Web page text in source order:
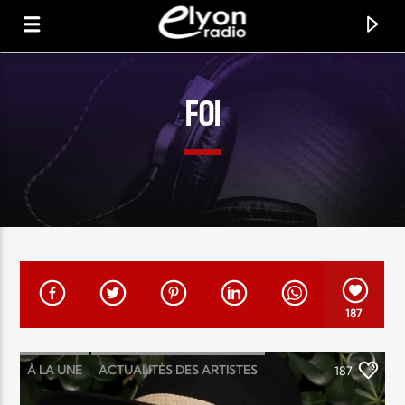
RADIO ELYON
POSITIVE ET ENCOURAGEANTE !
FOI
187
À LA UNE ACTUALITÉS DES ARTISTES 187